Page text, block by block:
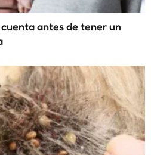
antes de tener un